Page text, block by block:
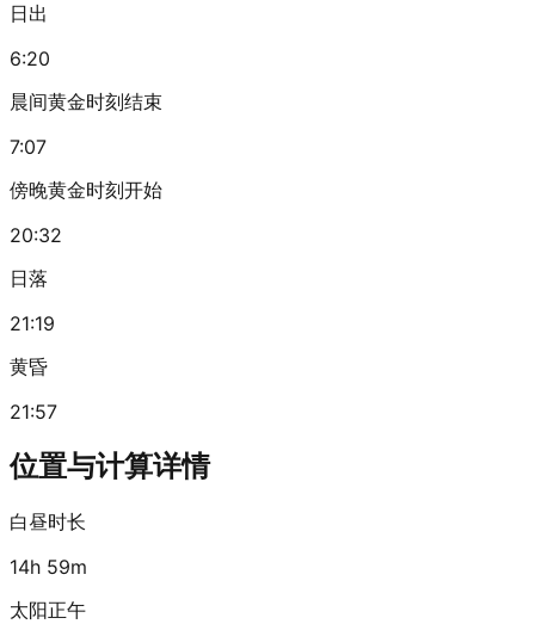
日出
6:20
晨间黄金时刻结束
7:07
傍晚黄金时刻开始
20:32
日落
21:19
黄昏
21:57
位置与计算详情
白昼时长
14h 59m
太阳正午